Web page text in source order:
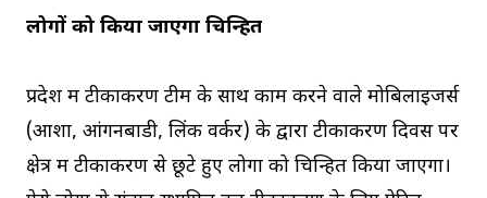
लोगों को किया जाएगा चिन्हित
प्रदेश में टीकाकरण टीम के साथ काम करने वाले मोबिलाइजर्स
(आशा, आंगनबाडी, लिंक वर्कर) के द्वारा टीकाकरण दिवस पर
क्षेत्र में टीकाकरण से छूटे हुए लोगों को चिन्हित किया जाएगा।